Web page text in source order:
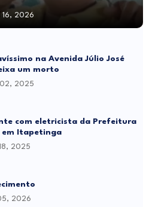
16, 2026
na Avenida Júlio José
um morto
2025
com eletricista da Prefeitura
em Itapetinga
2025
2026